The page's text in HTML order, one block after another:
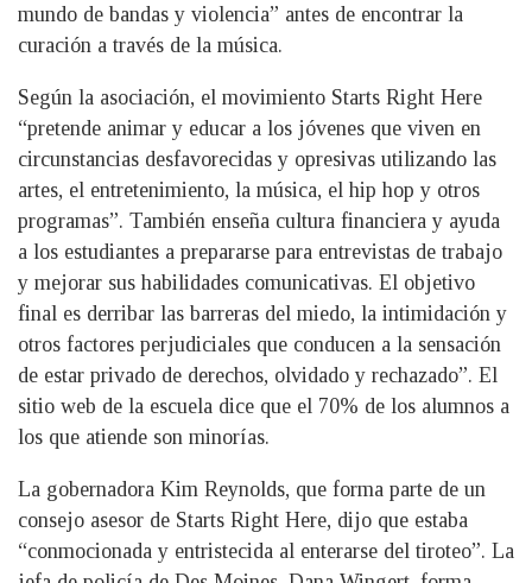
mundo de bandas y violencia” antes de encontrar la
curación a través de la música.
Según la asociación, el movimiento Starts Right Here
“pretende animar y educar a los jóvenes que viven en
circunstancias desfavorecidas y opresivas utilizando las
artes, el entretenimiento, la música, el hip hop y otros
programas”. También enseña cultura financiera y ayuda
a los estudiantes a prepararse para entrevistas de trabajo
y mejorar sus habilidades comunicativas. El objetivo
final es derribar las barreras del miedo, la intimidación y
otros factores perjudiciales que conducen a la sensación
de estar privado de derechos, olvidado y rechazado”. El
sitio web de la escuela dice que el 70% de los alumnos a
los que atiende son minorías.
La gobernadora Kim Reynolds, que forma parte de un
consejo asesor de Starts Right Here, dijo que estaba
“conmocionada y entristecida al enterarse del tiroteo”. La